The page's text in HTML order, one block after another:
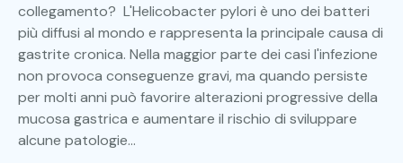
collegamento? L'Helicobacter pylori è uno dei batteri
più diffusi al mondo e rappresenta la principale causa di
gastrite cronica. Nella maggior parte dei casi l'infezione
non provoca conseguenze gravi, ma quando persiste
per molti anni può favorire alterazioni progressive della
mucosa gastrica e aumentare il rischio di sviluppare
alcune patologie…